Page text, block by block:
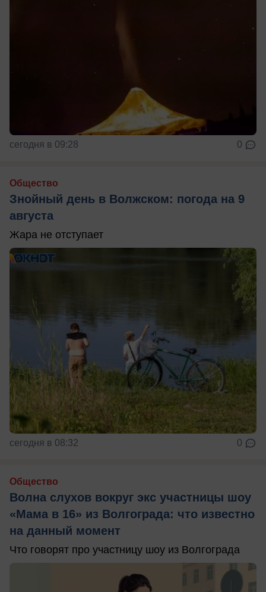
сегодня в 09:28 0
Общество
Знойный день в Волжском: погода на 9
августа
Жара не отступает
сегодня в 08:32 0
Общество
Волна слухов вокруг экс участницы шоу
«Мама в 16» из Волгограда: что известно
на данный момент
Что говорят про участницу шоу из Волгограда